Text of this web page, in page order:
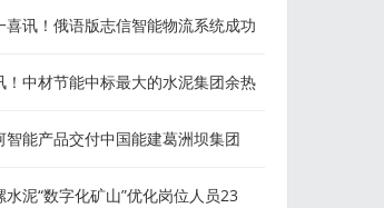
喜讯！俄语版志信智能物流系统成功
！中材节能中标最大的水泥集团余热
改造项目！
智能产品交付中国能建葛洲坝集团
水泥“数字化矿山”优化岗位人员23